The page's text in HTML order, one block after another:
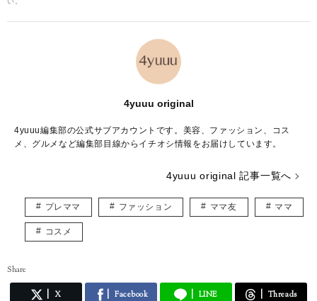
4yuuu original
4yuuu編集部の公式サブアカウントです。美容、ファッション、コス
メ、グルメなど編集部目線からイチオシ情報をお届けしています。
4yuuu original 記事一覧へ
プレママ ファッション ママ友 ママ
コスメ
Share
X Facebook LINE Threads